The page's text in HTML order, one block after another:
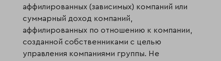
аффилированных (зависимых) компаний или
суммарный доход компаний,
аффилированных по отношению к компании,
созданной собственниками с целью
управления компаниями группы. Не